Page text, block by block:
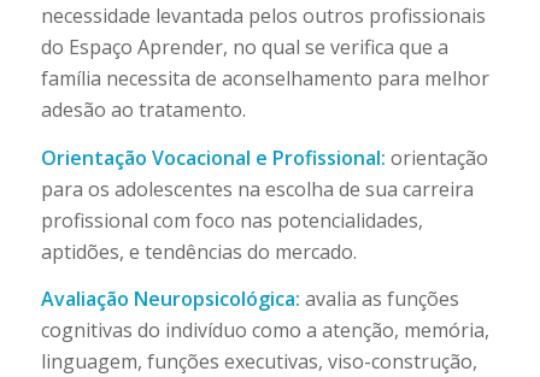
necessidade levantada pelos outros profissionais
do Espaço Aprender, no qual se verifica que a
família necessita de aconselhamento para melhor
adesão ao tratamento.
Orientação Vocacional e Profissional: orientação
para os adolescentes na escolha de sua carreira
profissional com foco nas potencialidades,
aptidões, e tendências do mercado.
Avaliação Neuropsicológica: avalia as funções
cognitivas do indivíduo como a atenção, memória,
linguagem, funções executivas, viso-construção,